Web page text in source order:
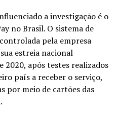
a investigação é o
no Brasil. O sistema de
pela empresa
estreia nacional
2020, após testes realizados
país a receber o serviço,
por meio de cartões das